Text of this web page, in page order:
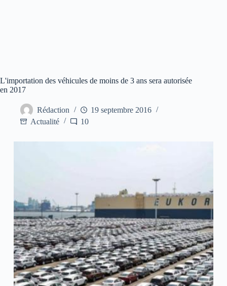
L'importation des véhicules de moins de 3 ans sera autorisée
en 2017
Rédaction
19 septembre 2016
Actualité
10